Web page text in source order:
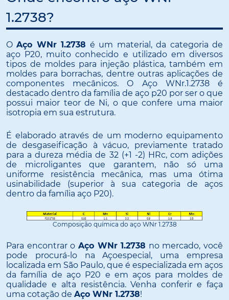
1.2738?
OAço WNr 1.2738 é um material, da categoria de
aço P20, muito conhecido e utilizado em diversos
tipos de moldes para injeção plástica, também em
moldes para borrachas, dentre outras aplicações de
componentes mecânicos. O Aço WNr.1.2738 é
destacado dentro da família de aço p20 por ser o que
possui maior teor de Ni, o que confere uma maior
isotropia em sua estrutura.
É elaborado através de um moderno equipamento
de desgaseificação à vácuo, previamente tratado
para a dureza média de 32 (+1 -2) HRc, com adições
de microligantes que garantem, não só uma
uniforme resistência mecânica, mas uma ótima
usinabilidade (superior à sua categoria de aços
dentro da família aço P20).
Composição química do aço WNr 1.2738
Para encontrar o Aço WNr 1.2738 no mercado, você
pode procurá-lo na Açoespecial, uma empresa
localizada em São Paulo, que é especializada em aços
da família de aço P20 e em aços para moldes de
qualidade e alta resistência. Venha conferir e faça
uma cotação de Aço WNr 1.2738!